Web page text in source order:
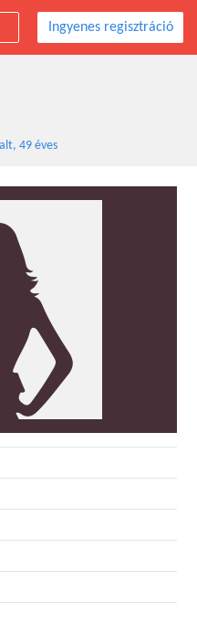
Ingyenes regisztráció
49 éves
49 éves